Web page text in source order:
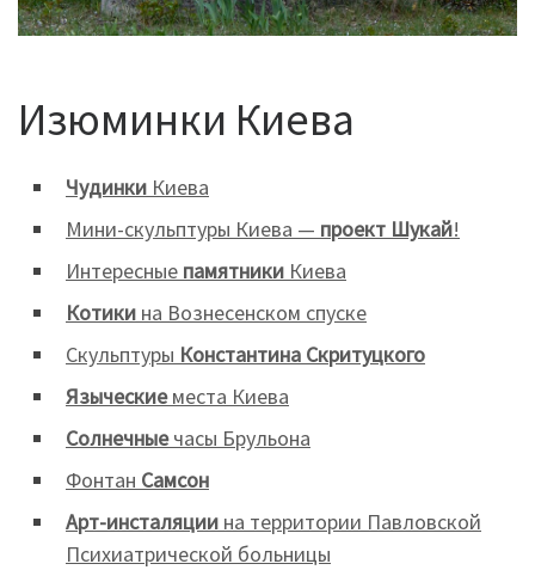
Изюминки Киева
Чудинки Киева
Мини-скульптуры Киева — проект Шукай!
Интересные памятники Киева
Котики на Вознесенском спуске
Cкульптуры Константина Скритуцкого
Языческиеместа Киева
Солнечныечасы Брульона
Фонтан Самсон
Арт-инсталяции на территории Павловской
Психиатрической больницы